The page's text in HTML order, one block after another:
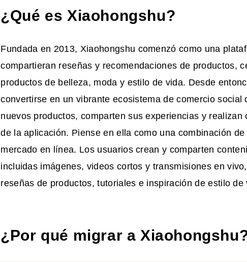
¿Qué es Xiaohongshu?
Fundada en 2013, Xiaohongshu comenzó como una
compartieran reseñas y recomendaciones de productos,
productos de belleza, moda y estilo de vida. Desde
convertirse en un vibrante ecosistema de comercio social
nuevos productos, comparten sus experiencias y realizan
de la aplicación. Piense en ella como una combinación
mercado en línea. Los usuarios crean y comparten
incluidas imágenes, videos cortos y transmisiones en
reseñas de productos, tutoriales e inspiración de estilo de
¿Por qué migrar a